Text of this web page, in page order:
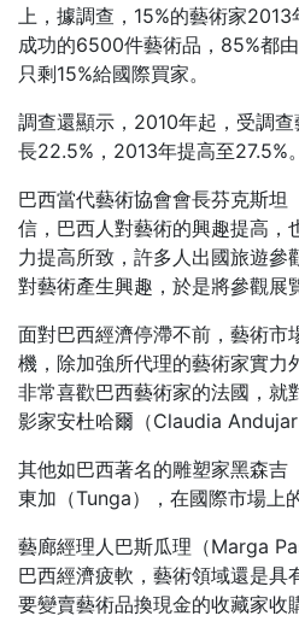
上，據調查，15%的藝術家
成功的6500件藝術品，85%都
只剩15%給國際買家。
調查還顯示，2010年起，受調
長22.5%，2013年提高至27.5%。
巴西當代藝術協會會長芬克斯
信，巴西人對藝術的興趣提高，
力提高所致，許多人出國旅遊參
對藝術產生興趣，於是將參觀展
面對巴西經濟停滯不前，藝術市
機，除加強所代理的藝術家實力
非常喜歡巴西藝術家的法國，就
影家安杜哈爾（Claudia Andujar
其他如巴西著名的雕塑家黑森吉
東加（Tunga），在國際市場上
藝廊經理人巴斯瓜理（Marga
巴西經濟疲軟，藝術領域還是具
要變賣藝術品換現金的收藏家收